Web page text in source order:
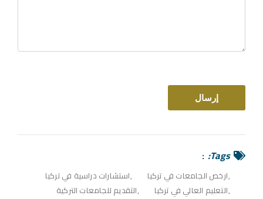
Tags:
ارخص الجامعات في تركيا
استشارات دراسية في تركيا
التعليم العالي في تركيا
التقديم للجامعات التركية